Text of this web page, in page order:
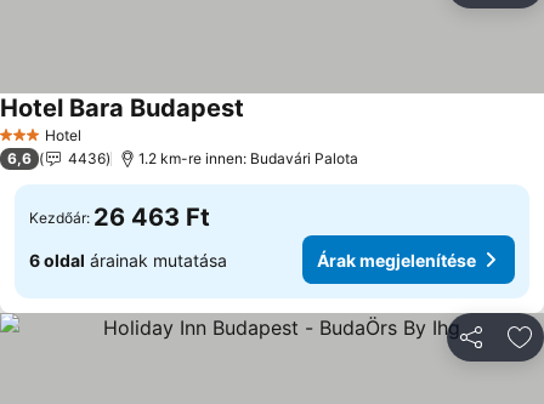
3 Kategória
Hotel
Hotel Bara Budapest
6,6 4436 1.2 km-re innen: Budavári Palota
Kezdőár: 26 463 Ft
6 oldal árainak mutatása Árak megjelenítése